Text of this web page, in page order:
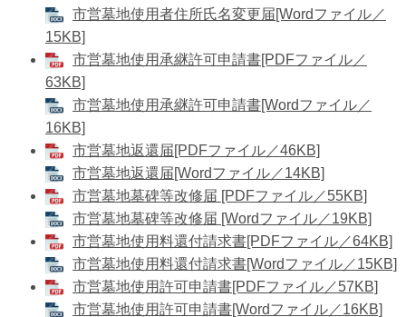
市営墓地使用者住所氏名変更届[Wordファイル／
15KB]
市営墓地使用承継許可申請書[PDFファイル／
63KB]
市営墓地使用承継許可申請書[Wordファイル／
16KB]
市営墓地返還届[PDFファイル／46KB]
市営墓地返還届[Wordファイル／14KB]
市営墓地墓碑等改修届 [PDFファイル／55KB]
市営墓地墓碑等改修届 [Wordファイル／19KB]
市営墓地使用料還付請求書[PDFファイル／64KB]
市営墓地使用料還付請求書[Wordファイル／15KB]
市営墓地使用許可申請書[PDFファイル／57KB]
市営墓地使用許可申請書[Wordファイル／16KB]